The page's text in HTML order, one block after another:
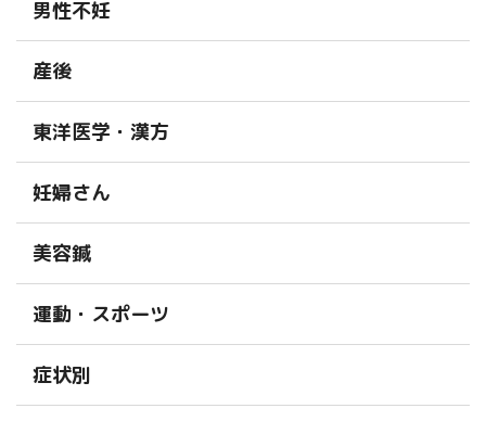
男性不妊
産後
東洋医学・漢方
妊婦さん
美容鍼
運動・スポーツ
症状別